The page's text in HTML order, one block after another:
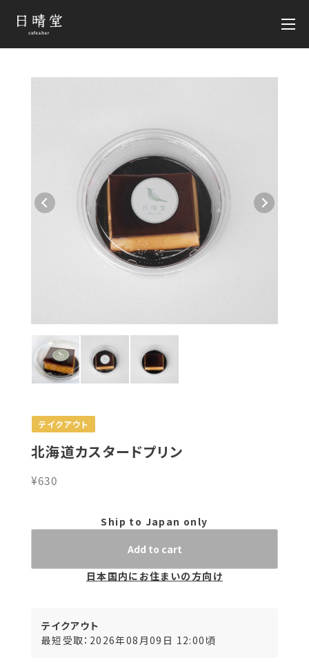
テイクアウト
北海道カスタードプリン
¥630
Ship to Japan only
Add to cart
日本国内にお住まいの方向け
テイクアウト
最短受取：2026年08月09日 12:00頃